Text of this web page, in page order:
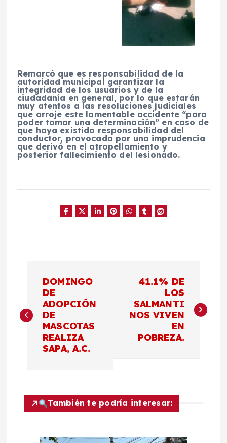
Remarcó que es responsabilidad de la
autoridad municipal garantizar la
integridad de los usuarios y de la
ciudadanía en general, por lo que estarán
muy atentos a las resoluciones judiciales
que arroje este lamentable accidente “para
poder tomar una determinación” en caso de
que haya existido responsabilidad del
conductor, provocada por una imprudencia
que derivó en el atropellamiento y
posterior fallecimiento del lesionado.
v
a
DOMINGO
DE
ADOPCIÓN
DE
MASCOTAS
REALIZA
SAPA, A.C.
41.1% DE
LOS
SALMANTI
NOS VIVEN
EN
POBREZA.
También te podría interesar: